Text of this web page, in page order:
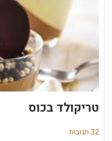
טריקולד בכוס
32 תגובות